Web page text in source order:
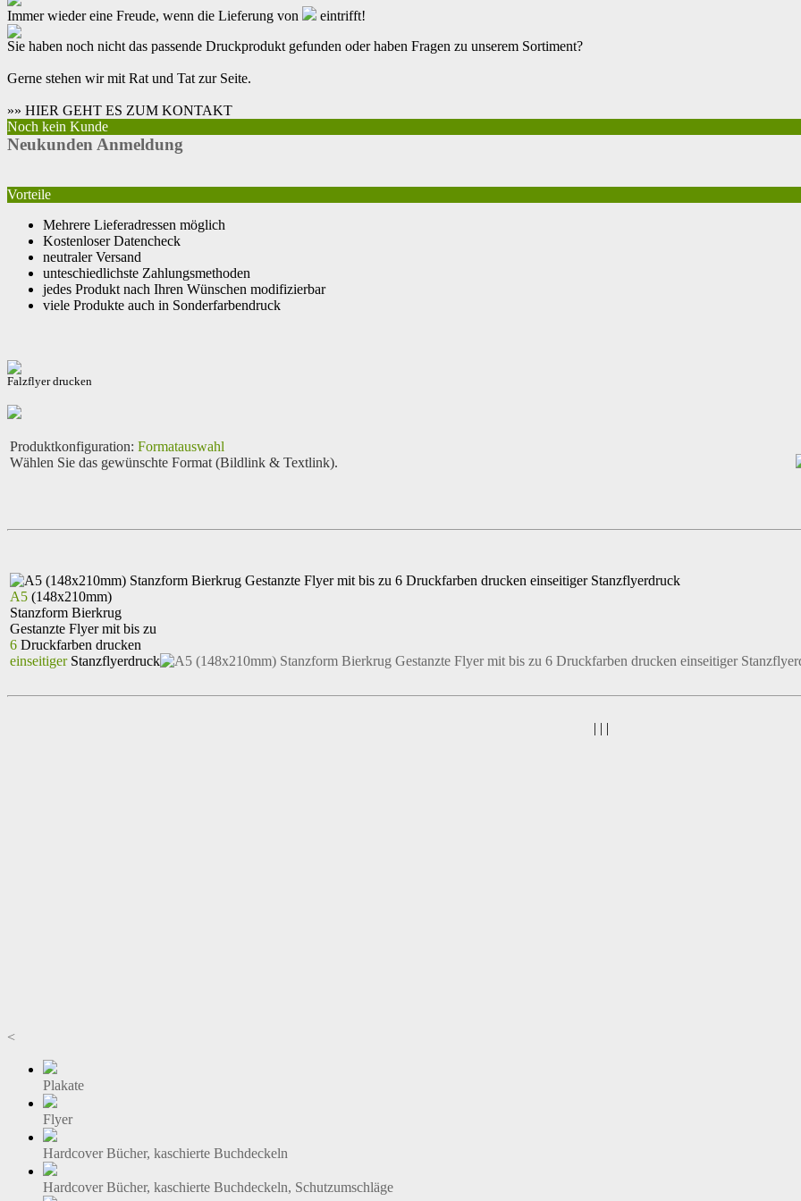
Immer wieder eine Freude, wenn die Lieferung von
eintrifft!
Sie haben noch nicht das passende Druckprodukt gefunden oder haben Fragen zu unserem Sortiment?
Gerne stehen wir mit Rat und Tat zur Seite.
»» HIER GEHT ES ZUM KONTAKT
Noch kein Kunde
Neukunden Anmeldung
Vorteile
Mehrere Lieferadressen möglich
Kostenloser Datencheck
neutraler Versand
unteschiedlichste Zahlungsmethoden
jedes Produkt nach Ihren Wünschen modifizierbar
viele Produkte auch in Sonderfarbendruck
Falzflyer drucken
Produktkonfiguration: Formatauswahl
Wählen Sie das gewünschte Format (Bildlink & Textlink).
A5 (148x210mm)
Stanzform Bierkrug
Gestanzte Flyer mit bis zu
6 Druckfarben drucken
einseitigerStanzflyerdruck
| | |
<
Plakate
Flyer
Hardcover Bücher, kaschierte Buchdeckeln
Hardcover Bücher, kaschierte Buchdeckeln, Schutzumschläge